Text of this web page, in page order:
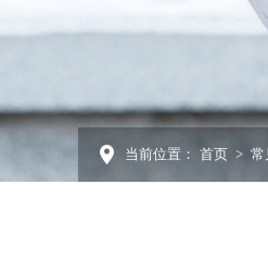
当前位置： 首页 > 常